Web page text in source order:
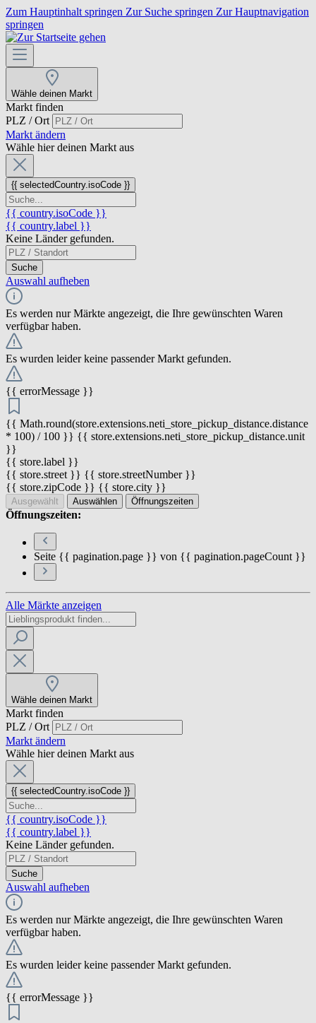
Zum Hauptinhalt springen Zur Suche springen Zur Hauptnavigation
springen
Wähle deinen Markt
Markt finden
PLZ / Ort
Markt ändern
Wähle hier deinen Markt aus
{{ selectedCountry.isoCode }}
{{ country.isoCode }}
{{ country.label }}
Keine Länder gefunden.
Suche
Auswahl aufheben
Es werden nur Märkte angezeigt, die Ihre gewünschten Waren
verfügbar haben.
Es wurden leider keine passender Markt gefunden.
{{ errorMessage }}
{{ Math.round(store.extensions.neti_store_pickup_distance.distance
* 100) / 100 }} {{ store.extensions.neti_store_pickup_distance.unit
}}
{{ store.label }}
{{ store.street }} {{ store.streetNumber }}
{{ store.zipCode }} {{ store.city }}
Ausgewählt Auswählen Öffnungszeiten
Öffnungszeiten:
Seite {{ pagination.page }} von {{ pagination.pageCount }}
Alle Märkte anzeigen
Wähle deinen Markt
Markt finden
PLZ / Ort
Markt ändern
Wähle hier deinen Markt aus
{{ selectedCountry.isoCode }}
{{ country.isoCode }}
{{ country.label }}
Keine Länder gefunden.
Suche
Auswahl aufheben
Es werden nur Märkte angezeigt, die Ihre gewünschten Waren
verfügbar haben.
Es wurden leider keine passender Markt gefunden.
{{ errorMessage }}